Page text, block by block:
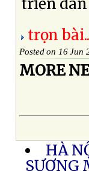
triển dân
trọn
Posted on 16 Jun
MORE
HÀ
SƯƠNG